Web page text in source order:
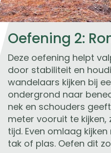
Oefening 2:
Deze oefening helpt
door stabiliteit en
wandelaars kijken bij
ondergrond naar
nek en schouders
meter vooruit te kijken,
tijd. Even omlaag
tak of plas. Oefen dit